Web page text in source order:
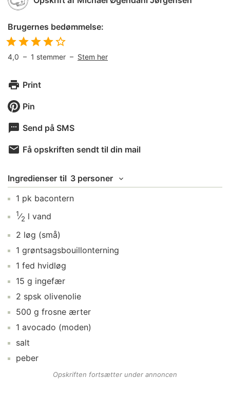
Brugernes bedømmelse:
4,0 – 1 stemmer – Stem her
Print
Pin
Send på SMS
Få opskriften sendt til din mail
Ingredienser til 3 personer
1 pk bacontern
1⁄2 l vand
2 løg (små)
1 grøntsagsbouillonterning
1 fed hvidløg
15 g ingefær
2 spsk olivenolie
500 g frosne ærter
1 avocado (moden)
salt
peber
Opskriften fortsætter under annoncen